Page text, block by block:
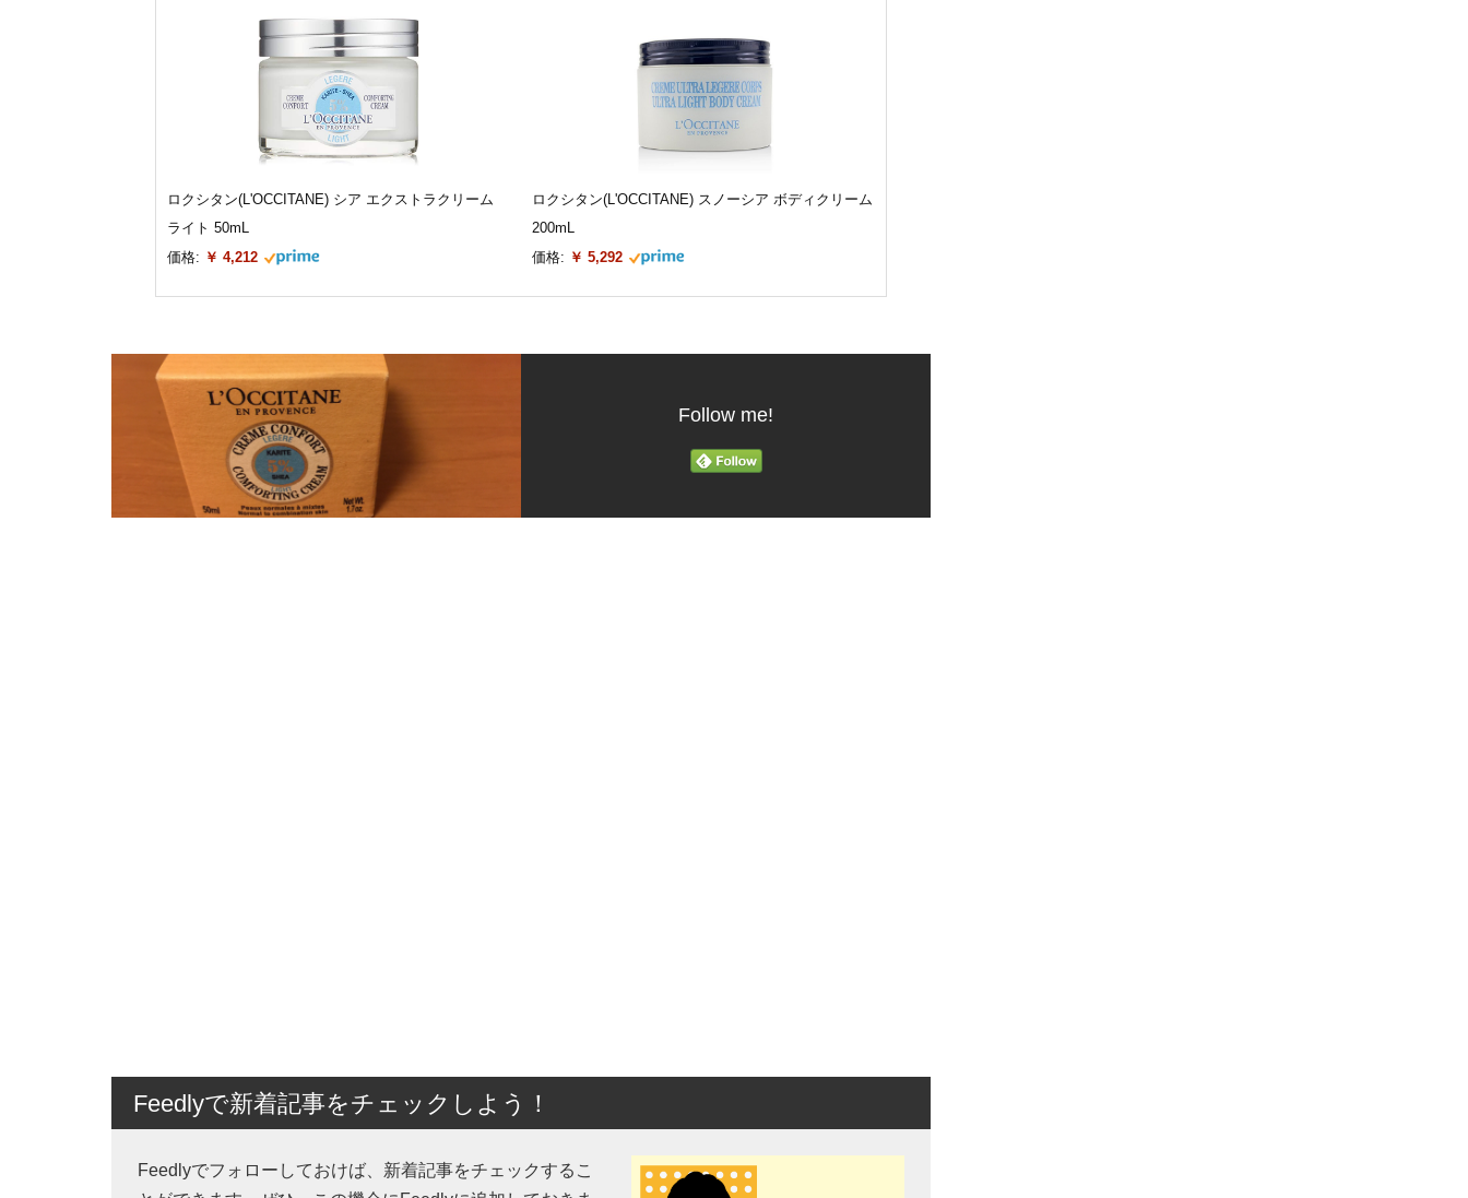
ロクシタン(L'OCCITANE) シア エクストラクリーム
ライト 50mL
価格: ￥ 4,212
ロクシタン(L'OCCITANE) スノーシア ボディクリーム
200mL
価格: ￥ 5,292
Follow me!
Feedlyで新着記事をチェックしよう！
Feedlyでフォローしておけば、新着記事をチェックするこ